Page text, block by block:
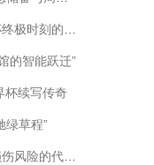
的胜负密码
的智能跃迁”
杯续写传奇
绿草程”
界杯备战周期的实证分析